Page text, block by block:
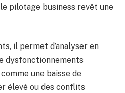
pilotage business revêt une
il permet d’analyser en
dysfonctionnements
une baisse de
élevé ou des conflits